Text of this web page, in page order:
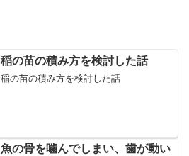
稲の苗の積み方を検討した話
稲の苗の積み方を検討した話
魚の骨を噛んでしまい、歯が動い